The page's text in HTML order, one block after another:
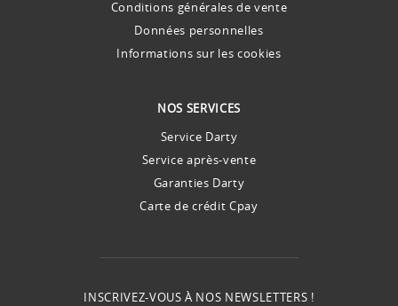
Conditions générales de vente
Données personnelles
Informations sur les cookies
NOS SERVICES
Service Darty
Service après-vente
Garanties Darty
Carte de crédit Cpay
INSCRIVEZ-VOUS À NOS NEWSLETTERS !